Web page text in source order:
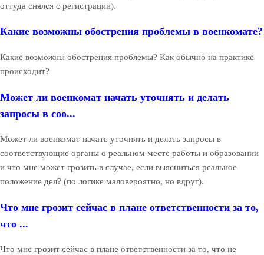
оттуда снялся с регистрации).
Какие возможны обострения проблемы в военкомате?
Какие возможны обострения проблемы? Как обычно на практике
происходит?
Может ли военкомат начать уточнять и делать
запросы в соо...
Может ли военкомат начать уточнять и делать запросы в
соответствующие органы о реальном месте работы и образовании
и что мне может грозить в случае, если выясниться реальное
положение дел? (по логике маловероятно, но вдруг).
Что мне грозит сейчас в плане ответственности за то,
что ...
Что мне грозит сейчас в плане ответственности за то, что не